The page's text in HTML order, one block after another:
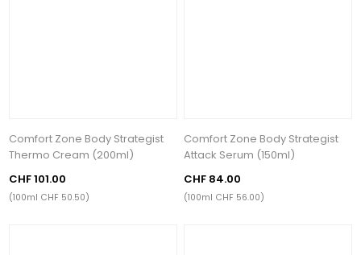
Comfort Zone Body Strategist
Thermo Cream (200ml)
CHF 101.00
(100ml CHF 50.50)
Comfort Zone Body Strategist
Attack Serum (150ml)
CHF 84.00
(100ml CHF 56.00)